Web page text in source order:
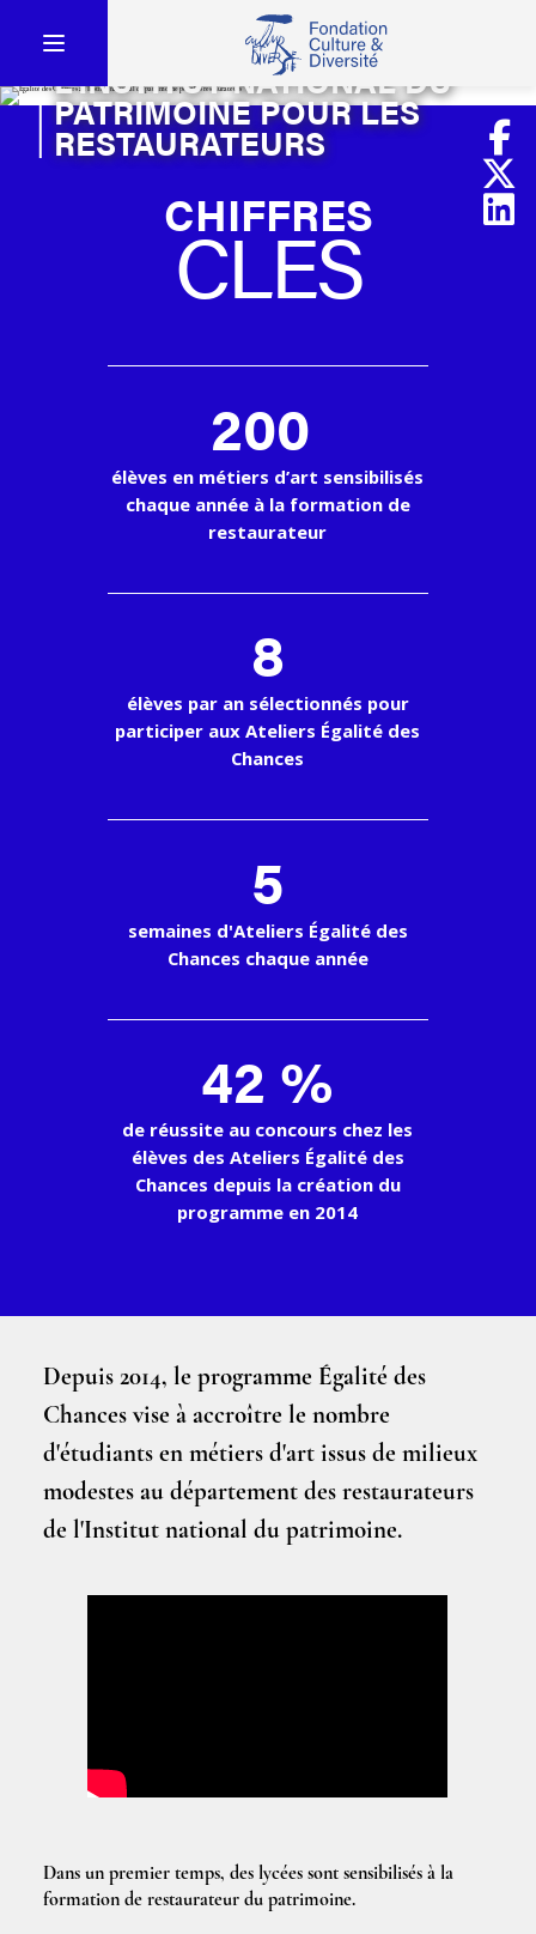
ÉGALITÉ DES CHANCES À
L'INSTITUT NATIONAL DU
PATRIMOINE POUR LES
RESTAURATEURS
Depuis 2014, le programme Égalité des
Chances vise à accroître le nombre
d'étudiants en métiers d'art issus de milieux
modestes au département des restaurateurs
de l'Institut national du patrimoine.
Dans un premier temps, des lycées sont sensibilisés à la
formation de restaurateur du patrimoine.
CHIFFRES
CLES
200
élèves en métiers d’art sensibilisés
chaque année à la formation de
restaurateur
8
élèves par an sélectionnés pour
participer aux Ateliers Égalité des
Chances
5
semaines d'Ateliers Égalité des
Chances chaque année
42 %
de réussite au concours chez les
élèves des Ateliers Égalité des
Chances depuis la création du
programme en 2014